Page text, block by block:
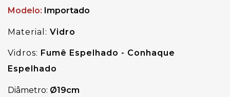
Modelo: Importado
Material: Vidro
Vidros: Fumê Espelhado - Conhaque
Espelhado
Diâmetro: Ø19cm